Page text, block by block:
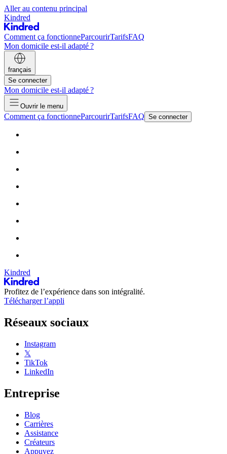
Aller au contenu principal
Kindred
Comment ça fonctionneParcourirTarifsFAQ
Mon domicile est-il adapté ?
français
Se connecter
Mon domicile est-il adapté ?
Ouvrir le menu
Comment ça fonctionneParcourirTarifsFAQ Se connecter
Kindred
Profitez de l’expérience dans son intégralité.
Télécharger l’appli
Réseaux sociaux
Instagram
𝕏
TikTok
LinkedIn
Entreprise
Blog
Carrières
Assistance
Créateurs
Appuyez